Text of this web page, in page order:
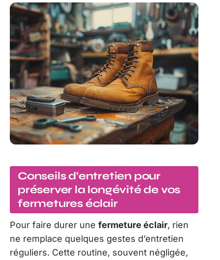
Conseils d’entretien pour
préserver la longévité de vos
fermetures éclair
Pour faire durer une fermeture éclair, rien
ne remplace quelques gestes d’entretien
réguliers. Cette routine, souvent négligée,